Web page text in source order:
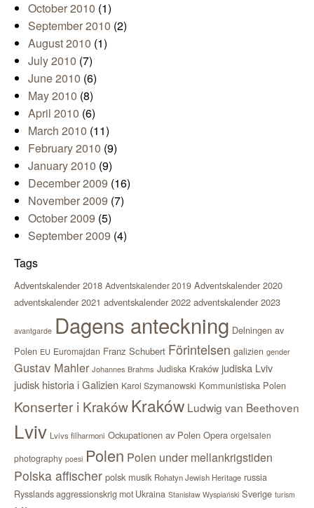
October 2010 (1)
September 2010 (2)
August 2010 (1)
July 2010 (7)
June 2010 (6)
May 2010 (8)
April 2010 (6)
March 2010 (11)
February 2010 (9)
January 2010 (9)
December 2009 (16)
November 2009 (7)
October 2009 (5)
September 2009 (4)
Tags
Adventskalender 2018 Adventskalender 2019 Adventskalender 2020
adventskalender 2021 adventskalender 2022 adventskalender 2023
avantgarde Dagens anteckning Delningen av
Polen EU Euromajdan Franz Schubert Förintelsen galizien gender
Gustav Mahler Johannes Brahms Judiska Kraków judiska Lviv
judisk historia i Galizien Karol Szymanowski Kommunistiska Polen
Konserter i KrakówKraków Ludwig van Beethoven
Lviv Lvivs filharmoni Ockupationen av Polen Opera orgelsalen
photography poesi Polen Polen under mellankrigstiden
Polska affischer polsk musik Rohatyn Jewish Heritage russia
Rysslands aggressionskrig mot Ukraina Stanisław Wyspiański Sverige turism